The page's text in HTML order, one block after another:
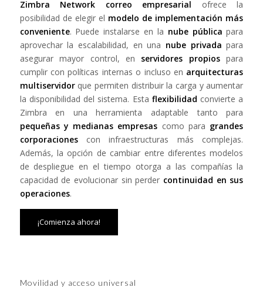
Zimbra Network correo empresarial ofrece la
posibilidad de elegir el modelo de implementación más
conveniente. Puede instalarse en la nube pública para
aprovechar la escalabilidad, en una nube privada para
asegurar mayor control, en servidores propiospara
cumplir con políticas internas o incluso en arquitecturas
multiservidorque permiten distribuir la carga y aumentar
la disponibilidad del sistema. Esta flexibilidad convierte a
Zimbra en una herramienta adaptable tanto para
pequeñas y medianas empresas como para grandes
corporacionescon infraestructuras más complejas.
Además, la opción de cambiar entre diferentes modelos
de despliegue en el tiempo otorga a las compañías la
capacidad de evolucionar sin perder continuidad en sus
operaciones.
¡Comienza ahora!
Movilidad y acceso universal